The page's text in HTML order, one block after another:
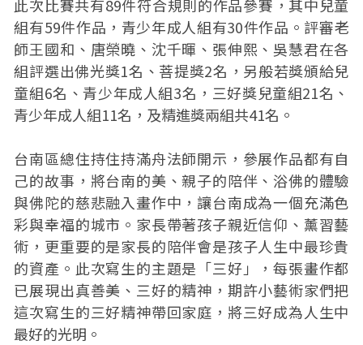
此次比賽共有89件符合規則的作品參賽，其中兒童
組有59件作品，青少年成人組有30件作品。評審老
師王國和、唐榮曉、沈千暉、張伸熙、吳慧君在各
組評選出佛光獎1名、菩提獎2名，另般若獎頒給兒
童組6名、青少年成人組3名，三好獎兒童組21名、
青少年成人組11名，及精進獎兩組共41名。
台南區總住持住持滿舟法師開示，參展作品都有自
己的故事，將台南的美、親子的陪伴、浴佛的體驗
與佛陀的慈悲融入畫作中，讓台南成為一個充滿色
彩與幸福的城市。家長帶著孩子親近信仰、薰習藝
術，更重要的是家長的陪伴會是孩子人生中最珍貴
的資產。此次寫生的主題是「三好」，每張畫作都
已展現出真善美、三好的精神，期許小藝術家們把
這次寫生的三好精神帶回家庭，將三好成為人生中
最好的光明。